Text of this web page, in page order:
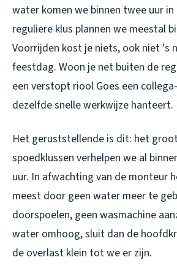
water komen we binnen twee uur in
reguliere klus plannen we meestal
Voorrijden kost je niets, ook niet 's
feestdag. Woon je net buiten de
een verstopt riool Goes een
dezelfde snelle werkwijze hanteert.
Het geruststellende is dit: het
spoedklussen verhelpen we al
uur. In afwachting van de monteur
meest door geen water meer te
doorspoelen, geen wasmachine
water omhoog, sluit dan de
de overlast klein tot we er zijn.